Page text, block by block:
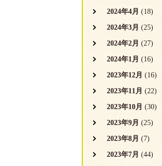
2024年4月 (18)
2024年3月 (25)
2024年2月 (27)
2024年1月 (16)
2023年12月 (16)
2023年11月 (22)
2023年10月 (30)
2023年9月 (25)
2023年8月 (7)
2023年7月 (44)